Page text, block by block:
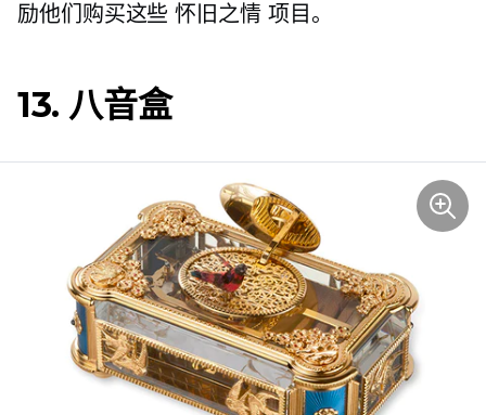
励他们购买这些怀旧之情项目。
13. 八音盒